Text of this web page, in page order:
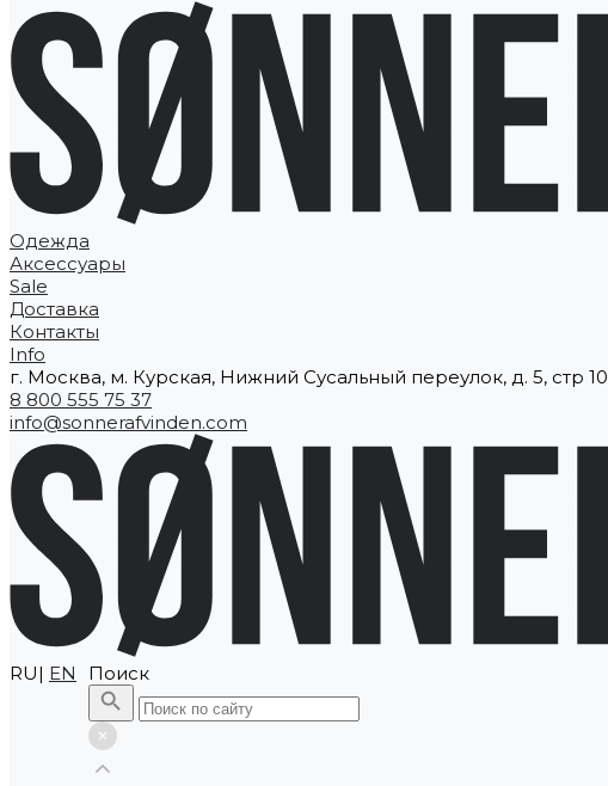
Одежда
Аксессуары
Sale
Доставка
Контакты
Info
г. Москва, м. Курская, Нижний Сусальный переулок, д. 5, стр 10
8 800 555 75 37
info@sonnerafvinden.com
RU| EN Поиск